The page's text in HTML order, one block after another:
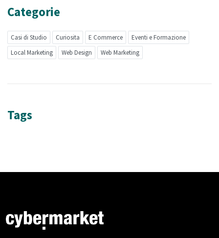
Categorie
Casi di Studio Curiosita E Commerce
Eventi e Formazione
Local Marketing
Web Design Web Marketing
Tags